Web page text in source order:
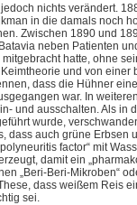
nichts verändert.
in die damals noch
Zwischen 1890 und
neben Patienten
hatte, ohne
und von einer
dass die Hühner
war. In
und ausschalten. Als in
wurde,
dass auch grüne Erbsen
factor“ mit
damit ein
„Beri-Beri-Mikroben“
dass weißem Reis
sei.